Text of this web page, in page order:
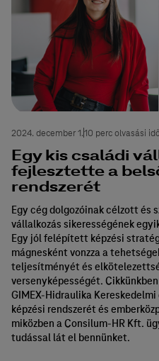
Egy kis családi
fejlesztette a
rendszerét
Egy cég dolgozóinak célzott és
vállalkozás sikerességének
Egy jól felépített képzési
mágnesként vonzza a
teljesítményét és
versenyképességét.
GIMEX-Hidraulika
képzési rendszerét és
miközben a Consilum-HR Kft.
tudással lát el bennünket.
2024. december 1.10 perc olvasási idő